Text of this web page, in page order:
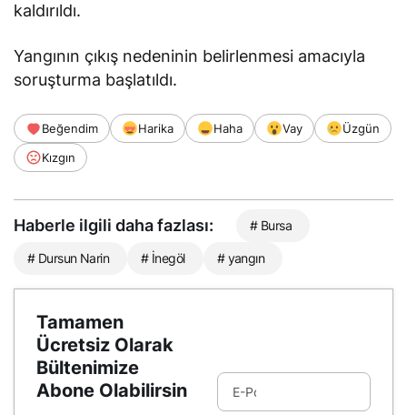
kaldırıldı.
Yangının çıkış nedeninin belirlenmesi amacıyla
soruşturma başlatıldı.
Beğendim Harika Haha Vay
Üzgün
Kızgın
Haberle ilgili daha fazlası: # Bursa
# Dursun Narin # İnegöl # yangın
Tamamen
Ücretsiz Olarak
Bültenimize
Abone Olabilirsin